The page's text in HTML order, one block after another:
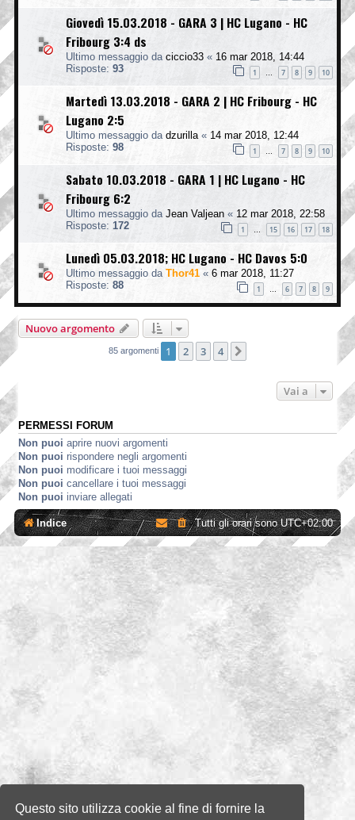
Questo sito utilizza cookie al fine di fornire la
Giovedì 15.03.2018 - GARA 3 | HC Lugano - HC
Fribourg 3:4 ds
Ultimo messaggio da ciccio33 « 16 mar 2018, 14:44
Risposte: 93 1 … 7 8 9 10
Martedì 13.03.2018 - GARA 2 | HC Fribourg - HC
Lugano 2:5
Ultimo messaggio da dzurilla« 14 mar 2018, 12:44
Risposte: 98 1 … 7 8 9 10
Sabato 10.03.2018 - GARA 1 | HC Lugano - HC
Fribourg 6:2
Ultimo messaggio da Jean Valjean « 12 mar 2018, 22:58
Risposte: 172 1 … 15 16 17 18
Lunedì 05.03.2018; HC Lugano - HC Davos 5:0
Ultimo messaggio da Thor41 « 6 mar 2018, 11:27
Risposte: 88 1 … 6 7 8 9
Nuovo argomento
85 argomenti 1 2 3 4
Vai a
PERMESSI FORUM
Non puoi aprire nuovi argomenti
Non puoi rispondere negli argomenti
Non puoi modificare i tuoi messaggi
Non puoi cancellare i tuoi messaggi
Non puoi inviare allegati
Indice Tutti gli orari sonoUTC+02:00